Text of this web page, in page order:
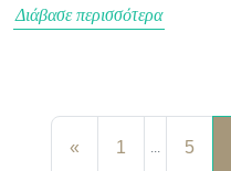
Διάβασε περισσότερα
« 1 ... 5